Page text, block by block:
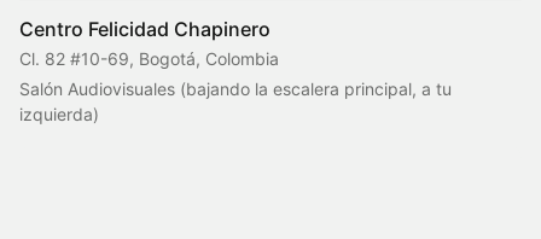
Centro Felicidad Chapinero
Cl. 82 #10-69, Bogotá, Colombia
Salón Audiovisuales (bajando la escalera principal, a tu
izquierda)